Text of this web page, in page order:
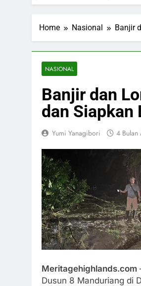
Home Nasional Banjir
NASIONAL
Banjir dan
dan Siapkan
Yumi Yanagibori 4 Bulan
Meritagehighlands.com
Dusun 8 Manduriang di